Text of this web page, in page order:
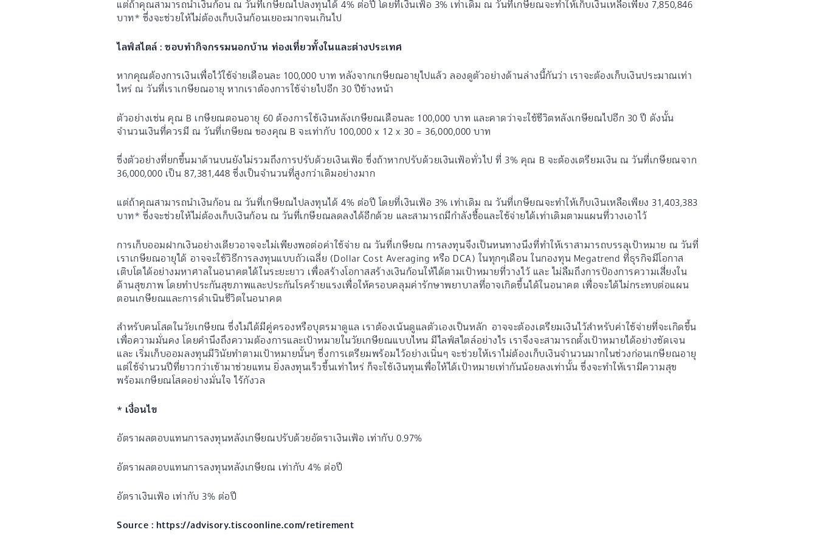
แต่ถ้าคุณสามารถนำเงินก้อน ณ วันที่เกษียณไปลงทุนได้ 4% ต่อปี โดยที่เงินเฟ้อ 3% เท่าเดิม ณ วันที่เกษียณจะทำให้เก็บเงินเหลือเพียง 7,850,846
บาท* ซึ่งจะช่วยให้ไม่ต้องเก็บเงินก้อนเยอะมากจนเกินไป
ไลฟ์สไตล์ : ชอบทำกิจกรรมนอกบ้าน ท่องเที่ยวทั้งในและต่างประเทศ
หากคุณต้องการเงินเพื่อไว้ใช้จ่ายเดือนละ 100,000 บาท หลังจากเกษียณอายุไปแล้ว ลองดูตัวอย่างด้านล่างนี้กันว่า เราจะต้องเก็บเงินประมาณเท่า
ไหร่ ณ วันที่เราเกษียณอายุ หากเราต้องการใช้จ่ายไปอีก 30 ปีข้างหน้า
ตัวอย่างเช่น คุณ B เกษียณตอนอายุ 60 ต้องการใช้เงินหลังเกษียณเดือนละ 100,000 บาท และคาดว่าจะใช้ชีวิตหลังเกษียณไปอีก 30 ปี ดังนั้น
จำนวนเงินที่ควรมี ณ วันที่เกษียณ ของคุณ B จะเท่ากับ 100,000 x 12 x 30 = 36,000,000 บาท
ซึ่งตัวอย่างที่ยกขึ้นมาด้านบนยังไม่รวมถึงการปรับด้วยเงินเฟ้อ ซึ่งถ้าหากปรับด้วยเงินเฟ้อทั่วไป ที่ 3% คุณ B จะต้องเตรียมเงิน ณ วันที่เกษียณจาก
36,000,000 เป็น 87,381,448 ซึ่งเป็นจำนวนที่สูงกว่าเดิมอย่างมาก
แต่ถ้าคุณสามารถนำเงินก้อน ณ วันที่เกษียณไปลงทุนได้ 4% ต่อปี โดยที่เงินเฟ้อ 3% เท่าเดิม ณ วันที่เกษียณจะทำให้เก็บเงินเหลือเพียง 31,403,383
บาท* ซึ่งจะช่วยให้ไม่ต้องเก็บเงินก้อน ณ วันที่เกษียณลดลงได้อีกด้วย และสามารถมีกำลังซื้อและใช้จ่ายได้เท่าเดิมตามแผนที่วางเอาไว้
การเก็บออมฝากเงินอย่างเดียวอาจจะไม่เพียงพอต่อค่าใช้จ่าย ณ วันที่เกษียณ การลงทุนจึงเป็นหนทางนึงที่ทำให้เราสามารถบรรลุเป้าหมาย ณ วันที่
เราเกษียณอายุได้ อาจจะใช้วิธีการลงทุนแบบถัวเฉลี่ย (Dollar Cost Averaging หรือ DCA) ในทุกๆเดือน ในกองทุน Megatrend ที่ธุรกิจมีโอกาส
เติบโตได้อย่างมหาศาลในอนาคตได้ในระยะยาว เพื่อสร้างโอกาสสร้างเงินก้อนให้ได้ตามเป้าหมายที่วางไว้ และ ไม่ลืมถึงการป้องการความเสี่ยงใน
ด้านสุขภาพ โดยทำประกันสุขภาพและประกันโรคร้ายแรงเพื่อให้ครอบคลุมค่ารักษาพยาบาลที่อาจเกิดขึ้นได้ในอนาคต เพื่อจะได้ไม่กระทบต่อแผน
ตอนเกษียณและการดำเนินชีวิตในอนาคต
สำหรับคนโสดในวัยเกษียณ ซึ่งไม่ได้มีคู่ครองหรือบุตรมาดูแล เราต้องเน้นดูแลตัวเองเป็นหลัก อาจจะต้องเตรียมเงินไว้สำหรับค่าใช้จ่ายที่จะเกิดขึ้น
เพื่อความมั่นคง โดยคำนึงถึงความต้องการและเป้าหมายในวัยเกษียณแบบไหน มีไลฟ์สไตล์อย่างไร เราจึงจะสามารถตั้งเป้าหมายได้อย่างชัดเจน
และ เริ่มเก็บออมลงทุนมีวินัยทำตามเป้าหมายนั้นๆ ซึ่งการเตรียมพร้อมไว้อย่างเนิ่นๆ จะช่วยให้เราไม่ต้องเก็บเงินจำนวนมากในช่วงก่อนเกษียณอายุ
แต่ใช้จำนวนปีที่ยาวกว่าเข้ามาช่วยแทน ยิ่งลงทุนเร็วขึ้นเท่าไหร่ ก็จะใช้เงินทุนเพื่อให้ได้เป้าหมายเท่ากันน้อยลงเท่านั้น ซึ่งจะทำให้เรามีความสุข
พร้อมเกษียณโสดอย่างมั่นใจ ไร้กังวล
* เงื่อนไข
อัตราผลตอบแทนการลงทุนหลังเกษียณปรับด้วยอัตราเงินเฟ้อ เท่ากับ 0.97%
อัตราผลตอบแทนการลงทุนหลังเกษียณ เท่ากับ 4% ต่อปี
อัตราเงินเฟ้อ เท่ากับ 3% ต่อปี
Source : https://advisory.tiscoonline.com/retirement